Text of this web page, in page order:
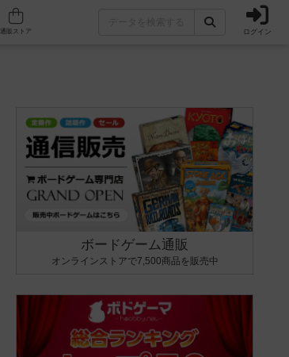
人気ボードゲーム ログイン
ボードゲーム通販
オンラインストアで7,500商品を販売中